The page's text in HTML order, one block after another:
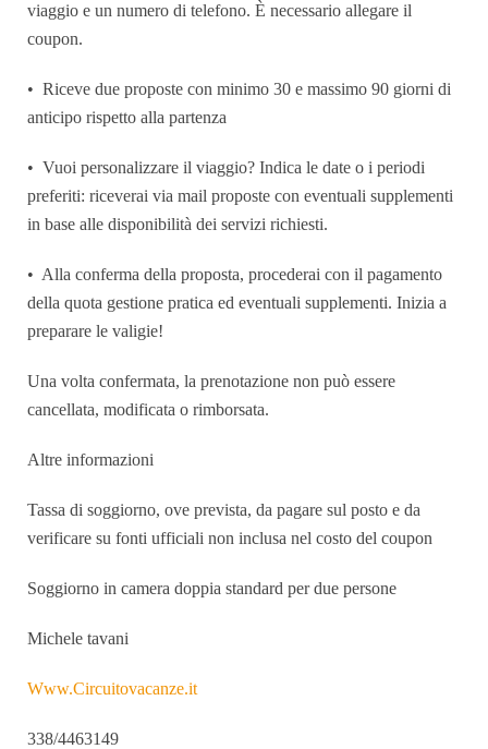
viaggio e un numero di telefono. È necessario allegare il
coupon.
•⁠ ⁠Riceve due proposte con minimo 30 e massimo 90 giorni di
anticipo rispetto alla partenza
•⁠ ⁠Vuoi personalizzare il viaggio? Indica le date o i periodi
preferiti: riceverai via mail proposte con eventuali supplementi
in base alle disponibilità dei servizi richiesti.
•⁠ ⁠Alla conferma della proposta, procederai con il pagamento
della quota gestione pratica ed eventuali supplementi. Inizia a
preparare le valigie!
Una volta confermata, la prenotazione non può essere
cancellata, modificata o rimborsata.
Altre informazioni
Tassa di soggiorno, ove prevista, da pagare sul posto e da
verificare su fonti ufficiali non inclusa nel costo del coupon
Soggiorno in camera doppia standard per due persone
Michele tavani
Www.Circuitovacanze.it
338/4463149